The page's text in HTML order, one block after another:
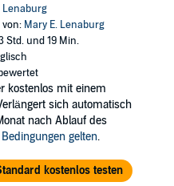
Lenaburg
von: Mary E. Lenaburg
Std. und 19 Min.
kostenlos mit einem
sich automatisch
nach Ablauf des
Bedingungen gelten.
kostenlos testen